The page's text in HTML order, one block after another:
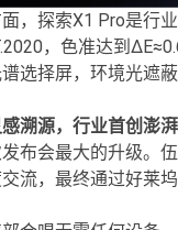
，探索X1 Pro是行
，色准达到
选择屏，环境光遮
溯源，行业首创澎
布会最大的升级。
流，最终通过好莱